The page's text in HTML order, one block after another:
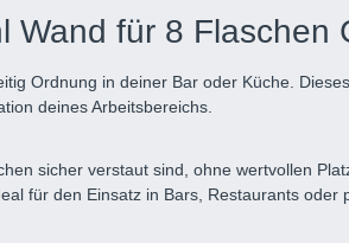
Wand für 8 Flaschen
Ordnung in deiner Bar oder Küche.
deines Arbeitsbereichs.
sicher verstaut sind, ohne wertvollen
für den Einsatz in Bars, Restaurants oder